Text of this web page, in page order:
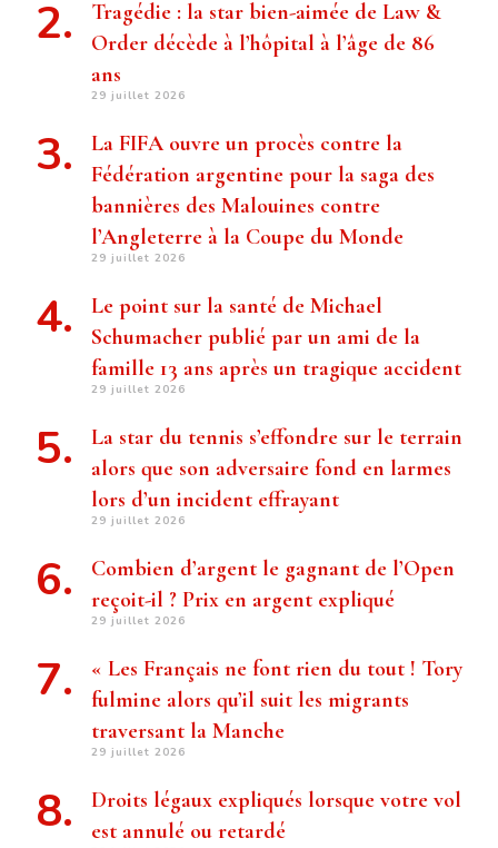
Tragédie : la star bien-aimée de Law &
Order décède à l’hôpital à l’âge de 86
ans
29 juillet 2026
La FIFA ouvre un procès contre la
Fédération argentine pour la saga des
bannières des Malouines contre
l’Angleterre à la Coupe du Monde
29 juillet 2026
Le point sur la santé de Michael
Schumacher publié par un ami de la
famille 13 ans après un tragique accident
29 juillet 2026
La star du tennis s’effondre sur le terrain
alors que son adversaire fond en larmes
lors d’un incident effrayant
29 juillet 2026
Combien d’argent le gagnant de l’Open
reçoit-il ? Prix ​​en argent expliqué
29 juillet 2026
« Les Français ne font rien du tout ! Tory
fulmine alors qu’il suit les migrants
traversant la Manche
29 juillet 2026
Droits légaux expliqués lorsque votre vol
est annulé ou retardé